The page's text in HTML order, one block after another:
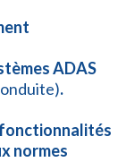
ADAS
.
normes